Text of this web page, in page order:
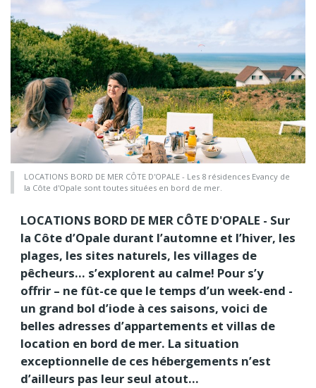
LOCATIONS BORD DE MER CÔTE D'OPALE - Les 8 résidences Evancy de
la Côte d'Opale sont toutes situées en bord de mer.
LOCATIONS BORD DE MER CÔTE D'OPALE - Sur
la Côte d’Opale durant l’automne et l’hiver, les
plages, les sites naturels, les villages de
pêcheurs… s’explorent au calme! Pour s’y
offrir – ne fût-ce que le temps d’un week-end -
un grand bol d’iode à ces saisons, voici de
belles adresses d’appartements et villas de
location en bord de mer. La situation
exceptionnelle de ces hébergements n’est
d’ailleurs pas leur seul atout…